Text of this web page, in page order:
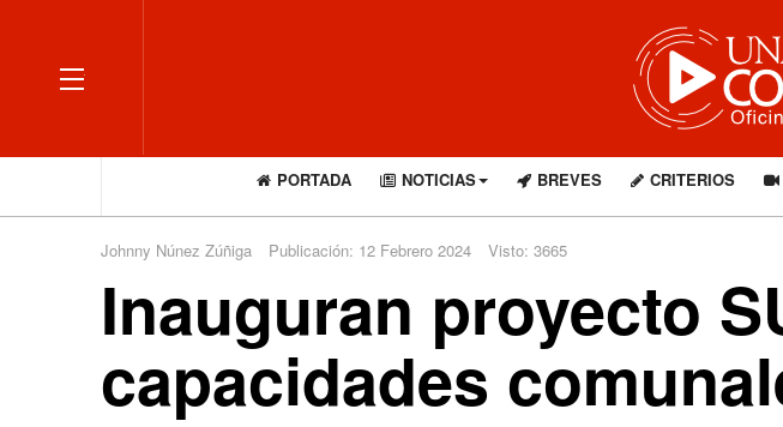
OFF CANVAS
PORTADA NOTICIAS BREVES CRITERIOS
Johnny Núnez Zúñiga Publicación: 12 Febrero 2024 Visto: 3665
Inauguran proyecto
capacidades